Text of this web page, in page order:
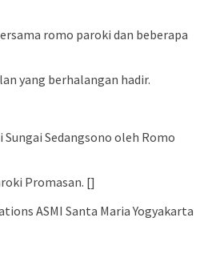
romo paroki dan beberapa
yang berhalangan hadir.
Sedangsono oleh Romo
Promasan. []
ASMI Santa Maria Yogyakarta